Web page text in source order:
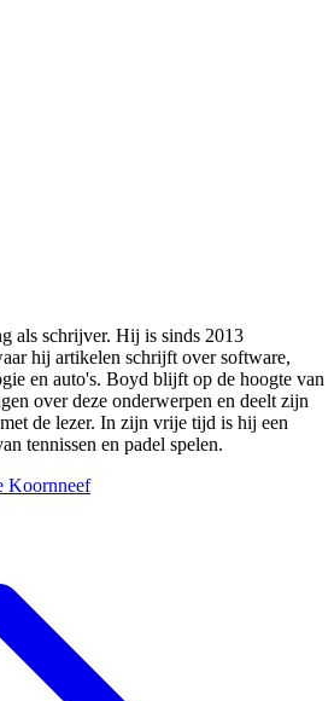
als schrijver. Hij is sinds 2013
hij artikelen schrijft over software,
en auto's. Boyd blijft op de hoogte van
over deze onderwerpen en deelt zijn
de lezer. In zijn vrije tijd is hij een
tennissen en padel spelen.
Koornneef